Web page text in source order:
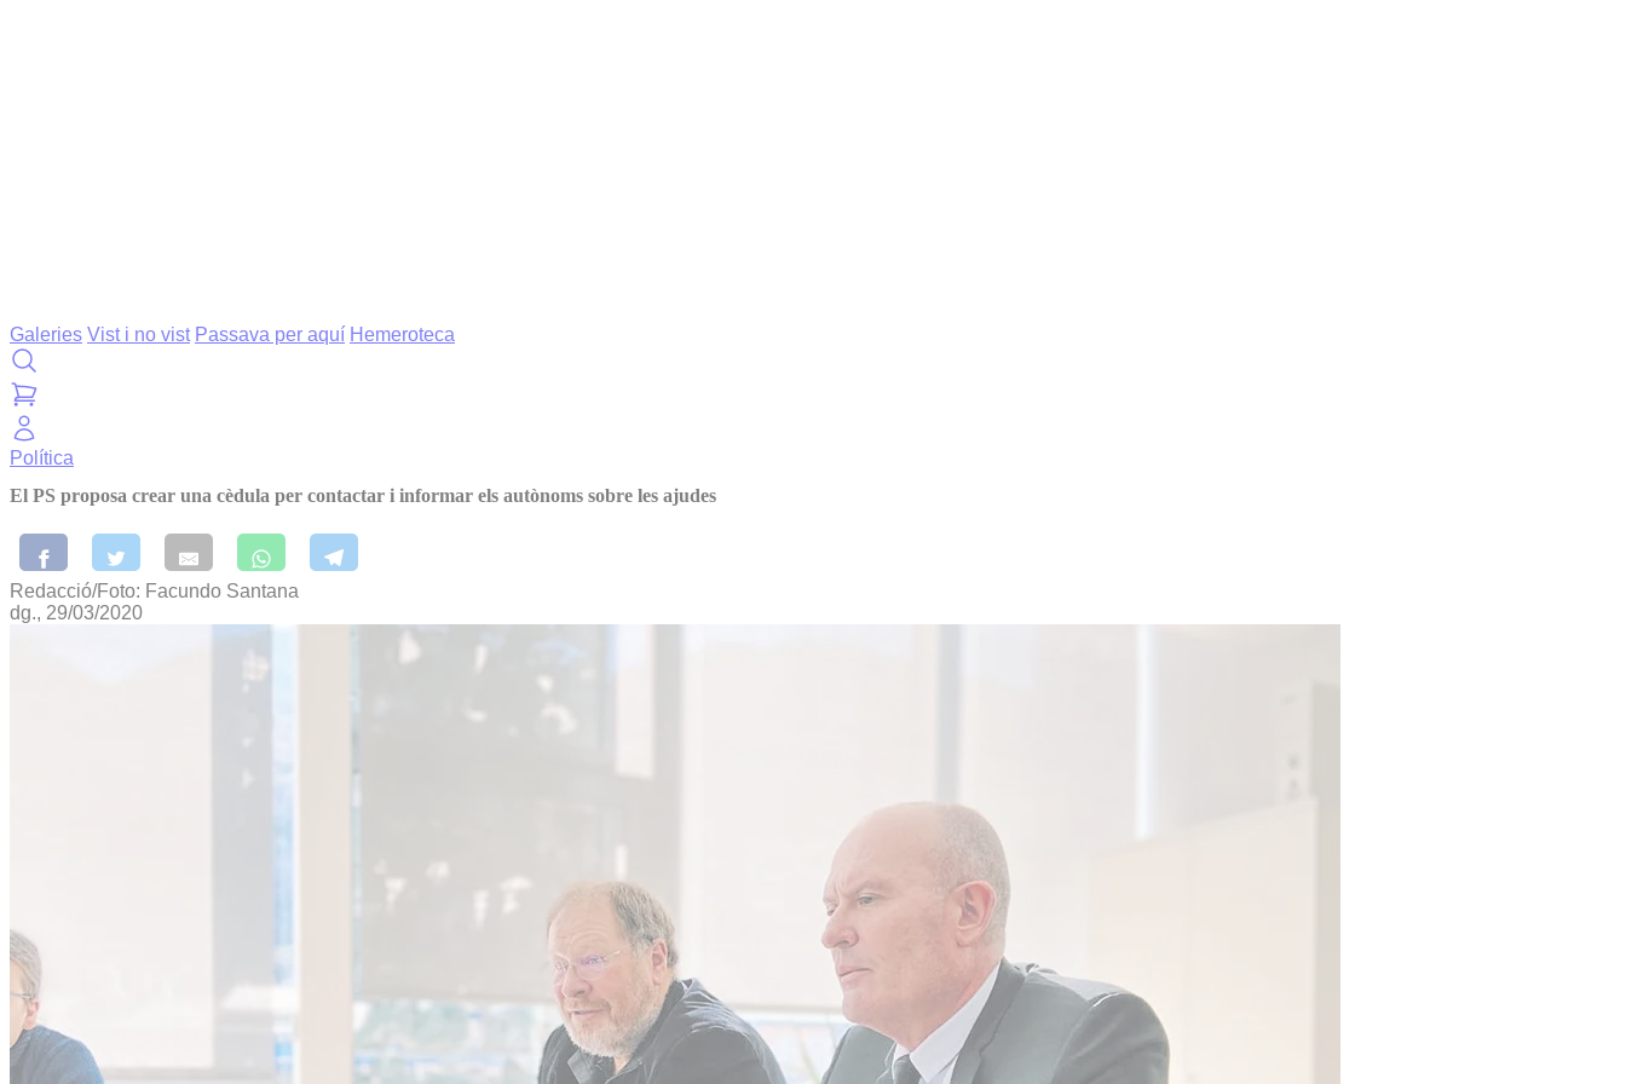
Galeries Vist i no vist Passava per aquí Hemeroteca
Política
El PS proposa crear una cèdula per contactar i informar els autònoms sobre les ajudes
Redacció/Foto: Facundo Santana
dg., 29/03/2020